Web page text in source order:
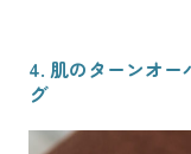
4. 肌のターンオー
グ